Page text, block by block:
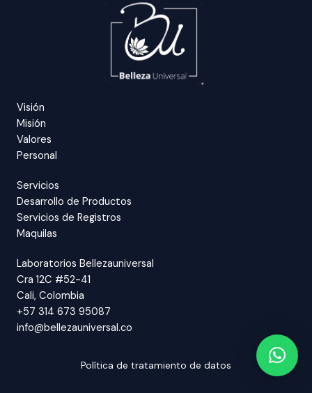
Visión
Misión
Valores
Personal
Servicios
Desarrollo de Productos
Servicios de Registros
Maquilas
Laboratorios Bellezauniversal
Cra 12C #52-41
Cali, Colombia
+57 314 673 95087
info@bellezauniversal.co
Política de tratamiento de datos